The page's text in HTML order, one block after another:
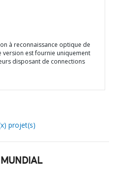
à reconnaissance optique de
version est fournie uniquement
disposant de connections
projet(s)